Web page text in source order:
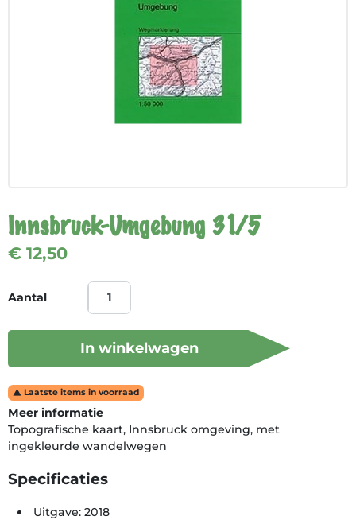
Innsbruck-Umgebung 31/5
€ 12,50
Aantal
In winkelwagen
 Laatste items in voorraad
Meer informatie
Topografische kaart, Innsbruck omgeving, met
ingekleurde wandelwegen
Specificaties
Uitgave: 2018